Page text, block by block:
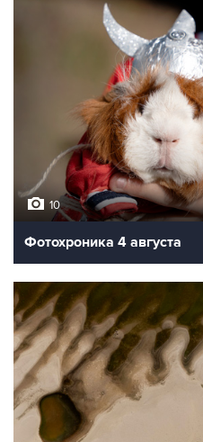
10
Фотохроника 4 августа